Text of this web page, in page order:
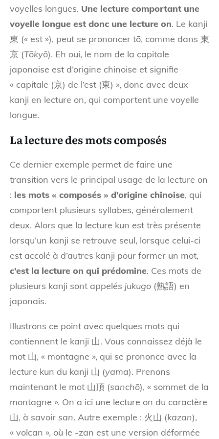
voyelles longues. Une lecture comportant une
voyelle longue est donc une lecture on. Le kanji
東 (« est »), peut se prononcer tō, comme dans 東
京 (Tōkyō). Eh oui, le nom de la capitale
japonaise est d’origine chinoise et signifie
« capitale (京) de l’est (東) », donc avec deux
kanji en lecture on, qui comportent une voyelle
longue.
La lecture des mots composés
Ce dernier exemple permet de faire une
transition vers le principal usage de la lecture on
: les mots « composés » d’origine chinoise, qui
comportent plusieurs syllabes, généralement
deux. Alors que la lecture kun est très présente
lorsqu’un kanji se retrouve seul, lorsque celui-ci
est accolé à d’autres kanji pour former un mot,
c’est la lecture on qui prédomine. Ces mots de
plusieurs kanji sont appelés jukugo (熟語) en
japonais.
Illustrons ce point avec quelques mots qui
contiennent le kanji 山. Vous connaissez déjà le
mot 山, « montagne », qui se prononce avec la
lecture kun du kanji 山 (yama). Prenons
maintenant le mot 山頂 (sanchō), « sommet de la
montagne ». On a ici une lecture on du caractère
山, à savoir san. Autre exemple : 火山 (kazan),
« volcan », où le -zan est une version déformée